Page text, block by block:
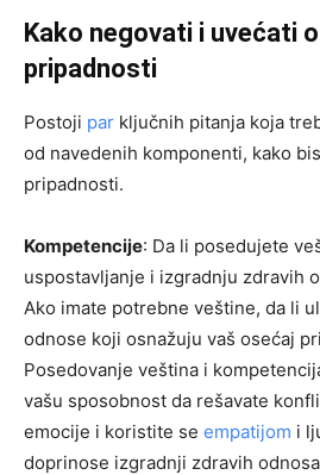
Kako negovati i uvećati
pripadnosti
Postoji par ključnih pitanja koja
od navedenih komponenti, kako
pripadnosti.
Kompetencije: Da li posedujete
uspostavljanje i izgradnju zdravih
Ako imate potrebne veštine, da li
odnose koji osnažuju vaš osećaj
Posedovanje veština i
vašu sposobnost da rešavate
emocije i koristite se empatijom i
doprinose izgradnji zdravih